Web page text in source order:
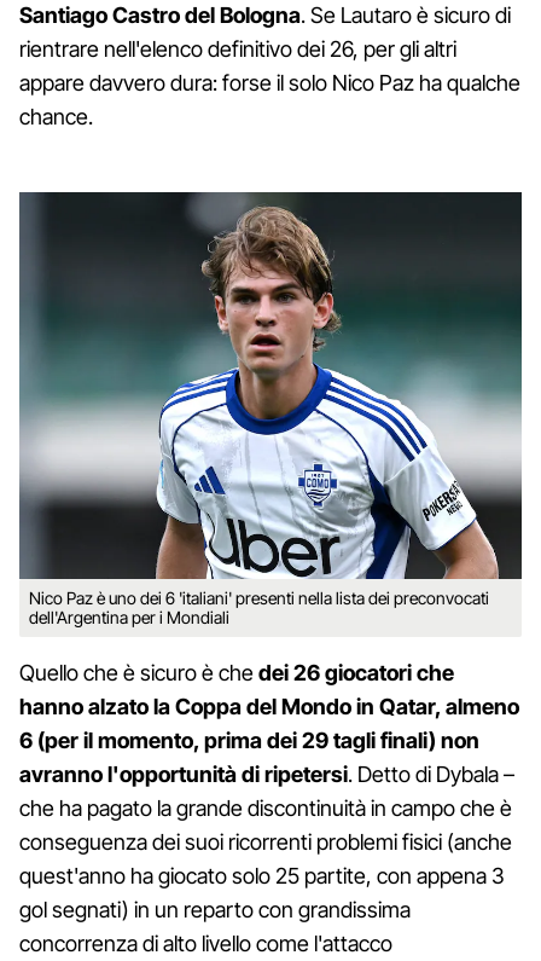
Santiago Castro del Bologna. Se Lautaro è sicuro di
rientrare nell'elenco definitivo dei 26, per gli altri
appare davvero dura: forse il solo Nico Paz ha qualche
chance.
Nico Paz è uno dei 6 'italiani' presenti nella lista dei preconvocati
dell'Argentina per i Mondiali
Quello che è sicuro è chedei 26 giocatori che
hanno alzato la Coppa del Mondo in Qatar, almeno
6 (per il momento, prima dei 29 tagli finali) non
avranno l'opportunità di ripetersi. Detto di Dybala –
che ha pagato la grande discontinuità in campo che è
conseguenza dei suoi ricorrenti problemi fisici (anche
quest'anno ha giocato solo 25 partite, con appena 3
gol segnati) in un reparto con grandissima
concorrenza di alto livello come l'attacco